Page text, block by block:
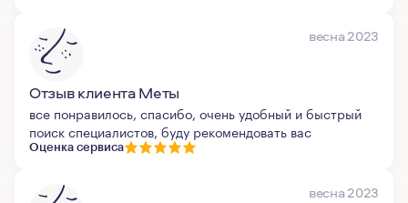
весна 2023
Отзыв клиента Меты
все понравилось, спасибо, очень удобный и быстрый
поиск специалистов, буду рекомендовать вас
Оценка сервиса
весна 2023